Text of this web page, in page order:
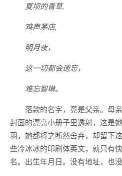
夏坝的青草,
鸡声茅店,
明月夜，
这一切都会遗忘，
难忘智琳。
落款的名字，竟是父亲。母
封面的漂亮小册子里透射，这是
羽，她都将之断然舍弃，却留下
些冷冰冰的印刷体英文，就只有
名。出生年月日。没有地址，也没